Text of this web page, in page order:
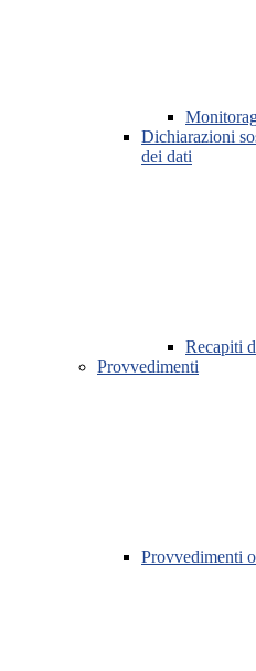
Dichiarazioni
dei dati
Recapiti
Provvedimenti
Provvedimenti